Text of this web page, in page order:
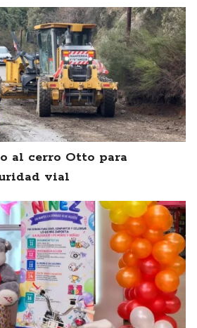
al cerro Otto para
vial